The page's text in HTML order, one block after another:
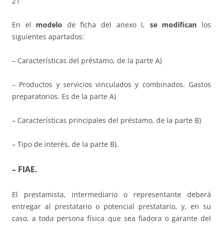
En el modelo de ficha del anexo I, se modifican los
siguientes apartados:
– Características del préstamo, de la parte A)
– Productos y servicios vinculados y combinados. Gastos
preparatorios. Es de la parte A)
– Características principales del préstamo, de la parte B)
– Tipo de interés, de la parte B).
– FIAE.
El prestamista, intermediario o representante deberá
entregar al prestatario o potencial prestatario, y, en su
caso, a toda persona física que sea fiadora o garante del